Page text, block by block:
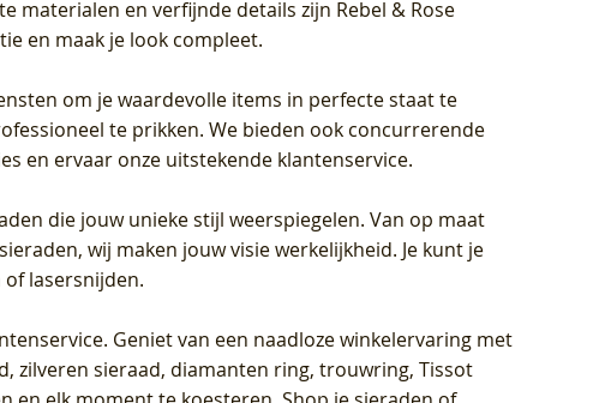
en verfijnde details zijn Rebel & Rose
en maak je look compleet.
om je waardevolle items in perfecte staat te
te prikken. We bieden ook concurrerende
en ervaar onze uitstekende klantenservice.
die jouw unieke stijl weerspiegelen. Van op maat
wij maken jouw visie werkelijkheid. Je kunt je
of lasersnijden.
. Geniet van een naadloze winkelervaring met
zilveren sieraad, diamanten ring, trouwring, Tissot